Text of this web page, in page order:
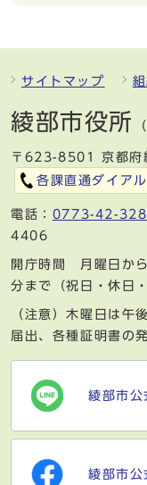
サイトマップ
綾部市役所
〒623-8501 京都府
各課直通ダイアル
電話： 0773-42-
4406
開庁時間 月曜日か
分まで（祝日・休日
（注意）木曜日は午
届出、各種証明書の
綾部市
綾部市